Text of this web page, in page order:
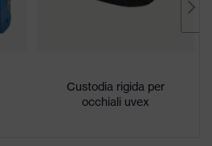
Minimizzazione dei danni causati
Custodia rigida per
occhiali uvex